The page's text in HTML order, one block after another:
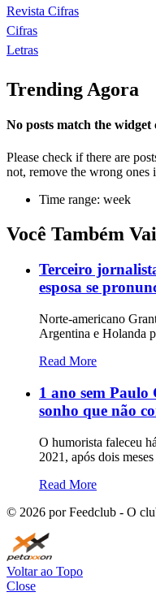
Revista Cifras
Cifras
Letras
Trending Agora
No posts match the widget
Please check if there are
not, remove the wrong ones
Time range: week
Você Também
Terceiro
esposa se
Norte-americano
Argentina e Holanda
Read More
1 ano sem
sonho que não
O humorista faleceu
2021, após dois
Read More
© 2026 por Feedclub - O
Voltar ao Topo
Close